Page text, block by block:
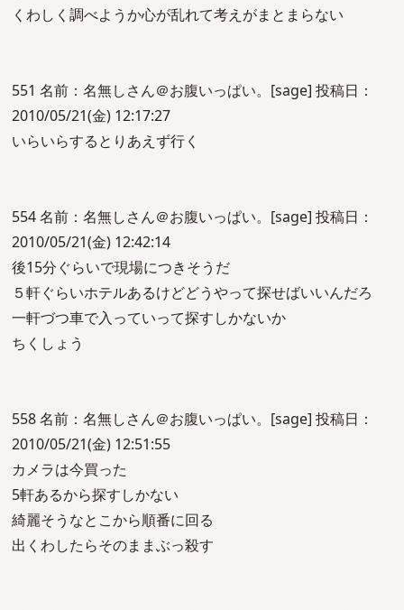
くわしく調べようか心が乱れて考えがまとまらない
551 名前：名無しさん＠お腹いっぱい。[sage] 投稿日：
2010/05/21(金) 12:17:27
いらいらするとりあえず行く
554 名前：名無しさん＠お腹いっぱい。[sage] 投稿日：
2010/05/21(金) 12:42:14
後15分ぐらいで現場につきそうだ
５軒ぐらいホテルあるけどどうやって探せばいいんだろ
一軒づつ車で入っていって探すしかないか
ちくしょう
558 名前：名無しさん＠お腹いっぱい。[sage] 投稿日：
2010/05/21(金) 12:51:55
カメラは今買った
5軒あるから探すしかない
綺麗そうなとこから順番に回る
出くわしたらそのままぶっ殺す